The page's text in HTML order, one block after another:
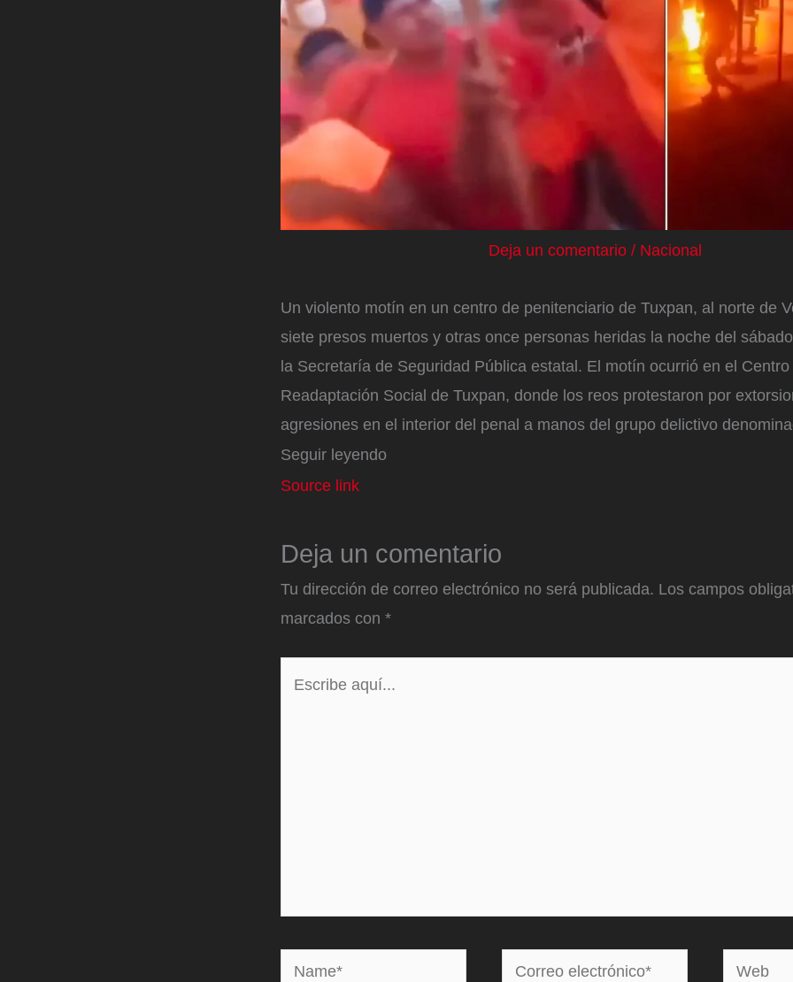
Deja un comentario / Nacional
Un violento motín en un centro de penitenciario de Tuxpan, al norte de
siete presos muertos y otras once personas heridas la noche del
la Secretaría de Seguridad Pública estatal. El motín ocurrió en el Centro
Readaptación Social de Tuxpan, donde los reos protestaron por
agresiones en el interior del penal a manos del grupo delictivo
Seguir leyendo
Source link
Deja un comentario
Tu dirección de correo electrónico no será publicada. Los campos
marcados con *
Name*
Correo
Web